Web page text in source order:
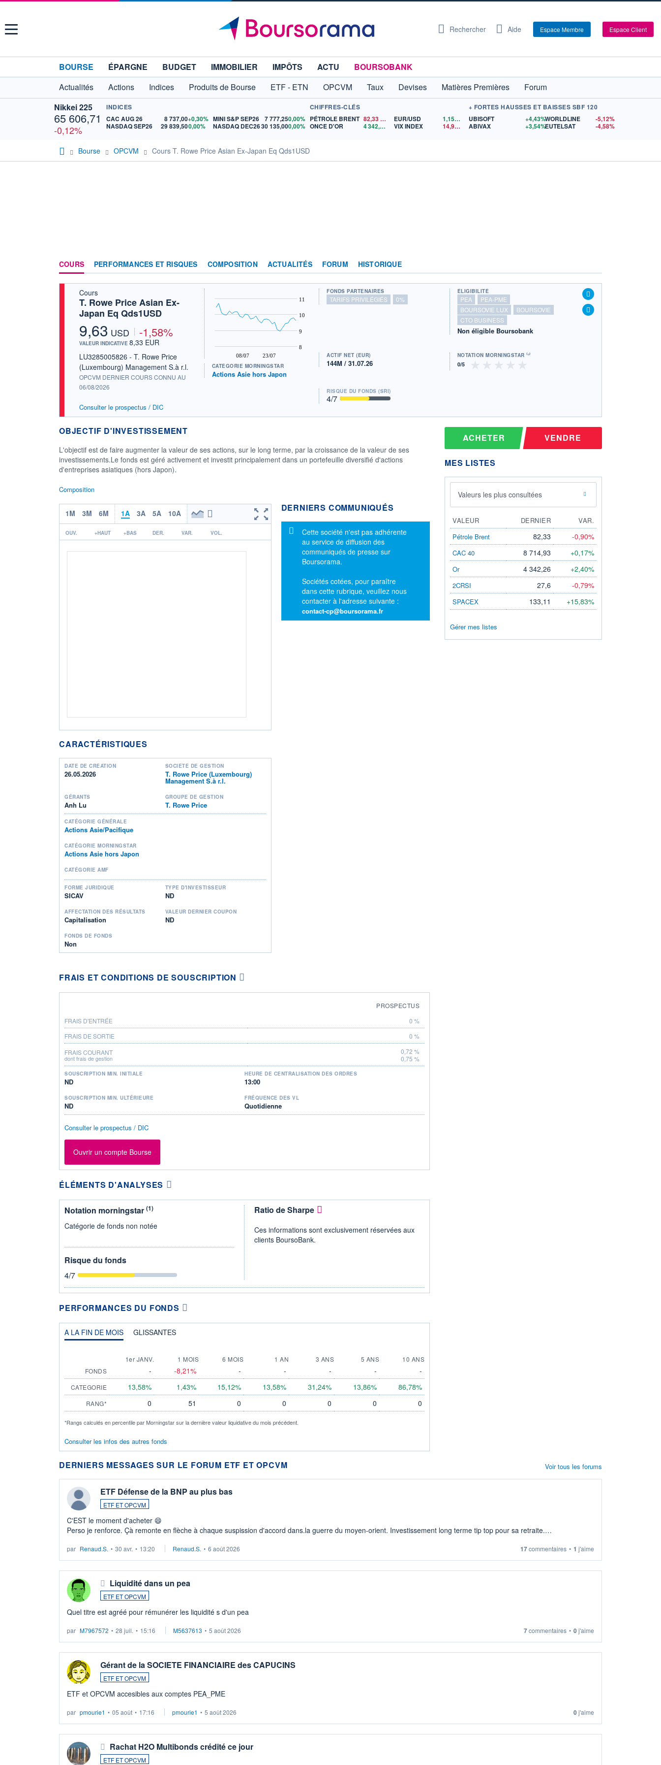
Menu Rechercher Aide Espace Membre Espace Client
BOURSE ÉPARGNE BUDGET IMMOBILIER IMPÔTS ACTU
BOURSOBANK
Actualités
Actions Indices Produits de Bourse ETF - ETN OPCVM Taux Devises Matières Premières
Forum
Nikkei 225
65 606,71
-0,12%
INDICES
CAC AUG 26
8 737,00+0,30%
NASDAQ SEP26
29 839,500,00%
MINI S&P SEP26 7 777,250,00%
NASDAQ DEC2630 135,000,00%
CHIFFRES-CLÉS
PÉTROLE BRENT 82,33
ONCE D'OR
4 342,26 $US
EUR/USD 1,1559
$US
VIX INDEX
14,90$US
+ FORTES HAUSSES ET BAISSES SBF 120
UBISOFT
+4,43%
ABIVAX
+3,54%
WORLDLINE
-5,12%
EUTELSAT
-4,58%
Bourse OPCVM Cours T. Rowe Price Asian Ex-Japan Eq Qds1USD
COURS PERFORMANCES ET RISQUES COMPOSITION ACTUALITÉS FORUM HISTORIQUE
Cours
T. Rowe Price Asian Ex-
Japan Eq Qds1USD
9,63 USD -1,58%
VALEUR INDICATIVE 8,33 EUR
LU3285005826 - T. Rowe Price
(Luxembourg) Management S.à r.l.
OPCVM DERNIER COURS CONNU AU
06/08/2026
Consulter le prospectus / DIC
08/07 23/07
8
9
10
11
CATÉGORIE MORNINGSTAR
Actions Asie hors Japon
FONDS PARTENAIRES
TARIFS PRIVILÉGIÉS 0%
ÉLIGIBILITÉ
PEA
PEA-PME
BOURSOVIE LUX
BOURSOVIE
CTO BUSINESS
Non éligible Boursobank
ACTIF NET (EUR)
144M / 31.07.26
NOTATION MORNINGSTAR ⁽¹⁾
RISQUE DU FONDS (SRI)
4/7
OBJECTIF D'INVESTISSEMENT
L'objectif est de faire augmenter la valeur de ses actions, sur le long terme, par la croissance de la valeur de ses
investissements.Le fonds est géré activement et investit principalement dans un portefeuille diversifié d'actions
d'entreprises asiatiques (hors Japon).
Composition
1M 3M 6M 1A 3A 5A 10A
OUV. +HAUT +BAS DER. VAR. VOL.
CARACTÉRISTIQUES
DATE DE CRÉATION
26.05.2026
SOCIÉTÉ DE GESTION
T. Rowe Price (Luxembourg)
Management S.à r.l.
GÉRANTS
Anh Lu
GROUPE DE GESTION
T. Rowe Price
CATÉGORIE GÉNÉRALE
Actions Asie/Pacifique
CATÉGORIE MORNINGSTAR
Actions Asie hors Japon
CATÉGORIE AMF
FORME JURIDIQUE
SICAV
TYPE D'INVESTISSEUR
ND
AFFECTATION DES RÉSULTATS
Capitalisation
VALEUR DERNIER COUPON
ND
FONDS DE FONDS
Non
DERNIERS COMMUNIQUÉS
Message d'information
Cette société n'est pas adhérente
au service de diffusion des
communiqués de presse sur
Boursorama.
Sociétés cotées, pour paraître
dans cette rubrique, veuillez nous
contacter à l'adresse suivante :
contact-cp@boursorama.fr
FRAIS ET CONDITIONS DE SOUSCRIPTION
PROSPECTUS
FRAIS D'ENTRÉE
0 %
FRAIS DE SORTIE
0 %
FRAIS COURANT
dont frais de gestion
0,72 %
0,75 %
SOUSCRIPTION MIN. INITIALE
ND
HEURE DE CENTRALISATION DES ORDRES
13:00
SOUSCRIPTION MIN. ULTÉRIEURE
ND
FRÉQUENCE DES VL
Quotidienne
Consulter le prospectus / DIC
Ouvrir un compte Bourse
ÉLÉMENTS D'ANALYSES
Notation morningstar (1)
Catégorie de fonds non notée
Risque du fonds
4/7
Ratio de Sharpe
Ces informations sont exclusivement réservées aux
clients BoursoBank.
PERFORMANCES DU FONDS
A LA FIN DE MOIS GLISSANTES
1er JANV. 1 MOIS 6 MOIS 1 AN 3 ANS 5 ANS
10 ANS
FONDS
- -8,21% - - - - -
CATEGORIE 13,58% 1,43% 15,12% 13,58% 31,24% 13,86% 86,78%
RANG* 0 51 0 0 0 0 0
*Rangs calculés en percentile par Morningstar sur la dernière valeur liquidative du mois précédent.
Consulter les infos des autres fonds
ACHETER VENDRE
MES LISTES
Valeurs les plus consultées
VALEUR DERNIER
VAR.
Pétrole Brent
82,33 -0,90%
CAC 40 8 714,93 +0,17%
Or 4 342,26 +2,40%
2CRSI 27,6 -0,79%
SPACEX 133,11 +15,83%
Gérer mes listes
DERNIERS MESSAGES SUR LE FORUM ETF ET OPCVM
ETF Défense de la BNP au plus bas
ETF ET OPCVM
C'EST le moment d'acheter 😄​
Perso je renforce. Çà remonte en flèche à chaque suspission d'accord dans.la guerre du moyen-orient. Investissement long terme tip top pour sa retraite.
par Renaud.S. • 30 avr. • 13:20 Renaud.S. • 6 août 2026 17commentaires • 1 j'aime
Liquidité dans un pea
ETF ET OPCVM
Quel titre est agréé pour rémunérer les liquidité s d'un pea
par M7967572 • 28 juil. • 15:16 M5637613 • 5 août 2026 7commentaires • 0j'aime
Gérant de la SOCIETE FINANCIAIRE des CAPUCINS
ETF ET OPCVM
ETF et OPCVM accesibles aux comptes PEA_PME
par pmourie1 • 05 août • 17:16 pmourie1 • 5 août 2026 0j'aime
Rachat H2O Multibonds crédité ce jour
ETF ET OPCVM
Voir tous les forums